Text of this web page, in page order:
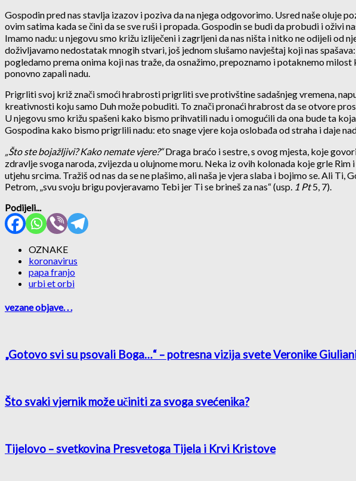
Gospodin pred nas stavlja izazov i poziva da na njega odgovorimo. Usred naše oluje
ovim satima kada se čini da se sve ruši i propada. Gospodin se budi da probudi i oživi
Imamo nadu: u njegovu smo križu izliječeni i zagrljeni da nas ništa i nitko ne odijeli
doživljavamo nedostatak mnogih stvari, još jednom slušamo navještaj koji nas
pogledamo prema onima koji nas traže, da osnažimo, prepoznamo i potaknemo
ponovno zapali nadu.
Prigrliti svoj križ znači smoći hrabrosti prigrliti sve protivštine sadašnjeg vremena,
kreativnosti koju samo Duh može pobuditi. To znači pronaći hrabrost da se otvore
U njegovu smo križu spašeni kako bismo prihvatili nadu i omogućili da ona bude ta
Gospodina kako bismo prigrlili nadu: eto snage vjere koja oslobađa od straha i daje
„Što ste bojažljivi? Kako nemate vjere?“Draga braćo i sestre, s ovog mjesta, koje
zdravlje svoga naroda, zvijezda u olujnome moru. Neka iz ovih kolonada koje grle
utjehu srcima. Tražiš od nas da se ne plašimo, ali naša je vjera slaba i bojimo se. Ali
Petrom, „svu svoju brigu povjeravamo Tebi jer Ti se brineš za nas“ (usp. 1 Pt5, 7).
Podijeli...
OZNAKE
koronavirus
papa franjo
urbi et orbi
vezane objave. . .
„Gotovo svi su psovali Boga…“ – potresna vizija svete Veronike
Što svaki vjernik može učiniti za svoga svećenika?
Tijelovo – svetkovina Presvetoga Tijela i Krvi Kristove